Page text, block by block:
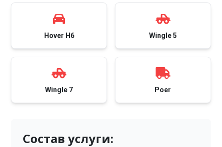
Hover H6 Wingle 5
Wingle 7 Poer
Состав услуги: